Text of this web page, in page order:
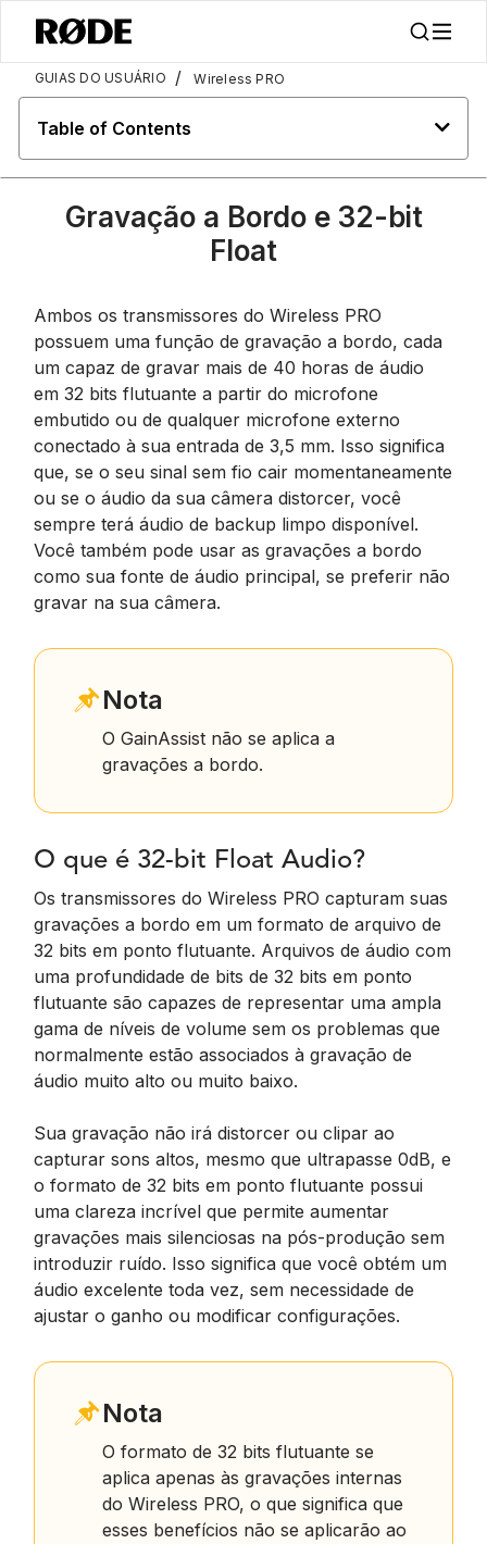
GUIAS DO USUÁRIO / Wireless PRO
Table of Contents
Gravação a Bordo e 32-bit
Float
Ambos os transmissores do Wireless PRO
possuem uma função de gravação a bordo, cada
um capaz de gravar mais de 40 horas de áudio
em 32 bits flutuante a partir do microfone
embutido ou de qualquer microfone externo
conectado à sua entrada de 3,5 mm. Isso significa
que, se o seu sinal sem fio cair momentaneamente
ou se o áudio da sua câmera distorcer, você
sempre terá áudio de backup limpo disponível.
Você também pode usar as gravações a bordo
como sua fonte de áudio principal, se preferir não
gravar na sua câmera.
Nota
O GainAssist não se aplica a
gravações a bordo.
O que é 32-bit Float Audio?
Os transmissores do Wireless PRO capturam suas
gravações a bordo em um formato de arquivo de
32 bits em ponto flutuante. Arquivos de áudio com
uma profundidade de bits de 32 bits em ponto
flutuante são capazes de representar uma ampla
gama de níveis de volume sem os problemas que
normalmente estão associados à gravação de
áudio muito alto ou muito baixo.
Sua gravação não irá distorcer ou clipar ao
capturar sons altos, mesmo que ultrapasse 0dB, e
o formato de 32 bits em ponto flutuante possui
uma clareza incrível que permite aumentar
gravações mais silenciosas na pós-produção sem
introduzir ruído. Isso significa que você obtém um
áudio excelente toda vez, sem necessidade de
ajustar o ganho ou modificar configurações.
Nota
O formato de 32 bits flutuante se
aplica apenas às gravações internas
do Wireless PRO, o que significa que
esses benefícios não se aplicarão ao